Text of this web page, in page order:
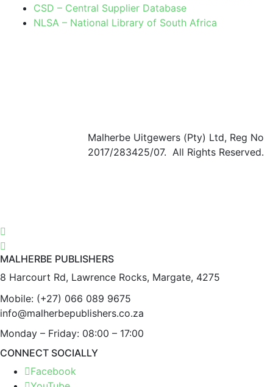
CSD – Central Supplier Database
NLSA – National Library of South Africa
Malherbe Uitgewers (Pty) Ltd, Reg No
2017/283425/07. All Rights Reserved.
MALHERBE PUBLISHERS
8 Harcourt Rd, Lawrence Rocks, Margate, 4275
Mobile: (+27) 066 089 9675
info@malherbepublishers.co.za
Monday – Friday: 08:00 – 17:00
CONNECT SOCIALLY
Facebook